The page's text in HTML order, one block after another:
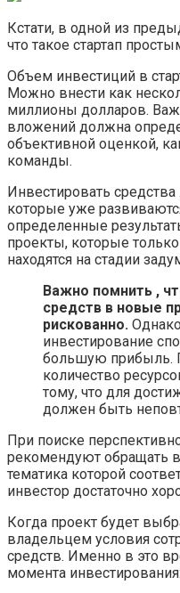
Кстати, в одной из
что такое стартап
Объем инвестиций в
Можно внести как
миллионы долларов.
вложений должна
объективной оценкой,
команды.
Инвестировать
которые уже
определенные
проекты, которые
находятся на стадии
Важно помнить ,
средств в новые
рискованно.
инвестирование
большую прибыль.
количество
тому, что для
должен быть
При поиске
рекомендуют обращать
тематика которой
инвестор достаточно
Когда проект будет
владельцем условия
средств. Именно в это
момента инвестирования: